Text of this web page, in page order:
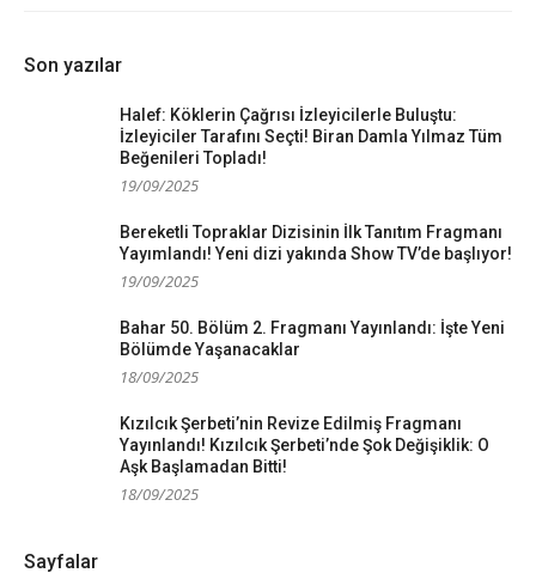
Son yazılar
Halef: Köklerin Çağrısı İzleyicilerle Buluştu:
İzleyiciler Tarafını Seçti! Biran Damla Yılmaz Tüm
Beğenileri Topladı!
19/09/2025
Bereketli Topraklar Dizisinin İlk Tanıtım Fragmanı
Yayımlandı! Yeni dizi yakında Show TV’de başlıyor!
19/09/2025
Bahar 50. Bölüm 2. Fragmanı Yayınlandı: İşte Yeni
Bölümde Yaşanacaklar
18/09/2025
Kızılcık Şerbeti’nin Revize Edilmiş Fragmanı
Yayınlandı! Kızılcık Şerbeti’nde Şok Değişiklik: O
Aşk Başlamadan Bitti!
18/09/2025
Sayfalar